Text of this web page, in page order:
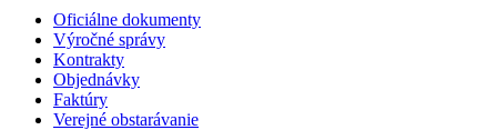
Oficiálne dokumenty
Výročné správy
Kontrakty
Objednávky
Faktúry
Verejné obstarávanie